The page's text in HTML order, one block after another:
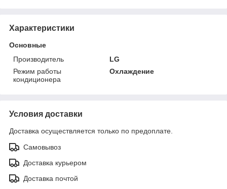
Характеристики
Основные
Производитель
LG
Режим работы
кондиционера
Охлаждение
Условия доставки
Доставка осуществляется только по предоплате.
Самовывоз
Доставка курьером
Доставка почтой